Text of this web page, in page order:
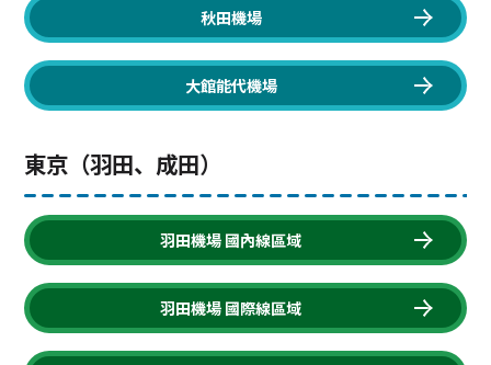
秋田機場
大館能代機場
東京（羽田、成田）
羽田機場 國內線區域
羽田機場 國際線區域